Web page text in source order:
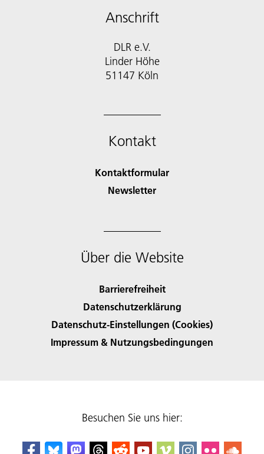
Anschrift
DLR e.V.
Linder Höhe
51147 Köln
Kontakt
Kontaktformular
Newsletter
Über die Website
Barrierefreiheit
Datenschutzerklärung
Datenschutz-Einstellungen (Cookies)
Impressum & Nutzungsbedingungen
Besuchen Sie uns hier: